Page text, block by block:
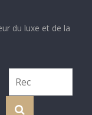
du luxe et de la